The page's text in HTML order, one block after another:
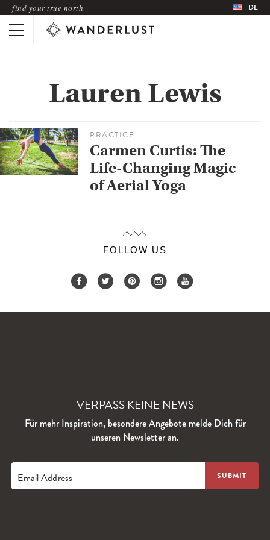
find your true north DE
Lauren Lewis
PRACTICE
Carmen Curtis: The
Life-Changing Magic
of Aerial Yoga
FOLLOW US
VERPASS KEINE NEWS
Für mehr Inspiration, besondere Angebote melde Dich für
unseren Newsletter an.
Email Address